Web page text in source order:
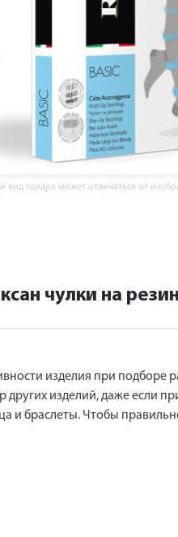
вид товара может отличаться от
чулки на
изделия при подборе
других изделий, даже если
и браслеты. Чтобы